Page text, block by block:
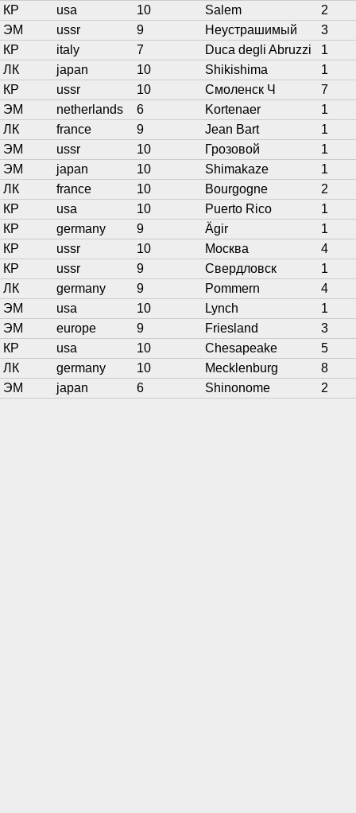
КР
usa 10 Salem
2
ЭМ
ussr 9 Неустрашимый
3
КР
italy 7 Duca degli Abruzzi
1
ЛК
japan 10 Shikishima
1
КР
ussr 10 Смоленск Ч
7
ЭМ
netherlands 6 Kortenaer
1
ЛК
france 9 Jean Bart
1
ЭМ
ussr 10 Грозовой
1
ЭМ
japan 10 Shimakaze
1
ЛК
france 10 Bourgogne
2
КР
usa 10 Puerto Rico
1
КР
germany 9 Ägir
1
КР
ussr 10 Москва
4
КР
ussr 9 Свердловск
1
ЛК
germany 9 Pommern
4
ЭМ
usa 10 Lynch
1
ЭМ
europe 9 Friesland
3
КР
usa 10 Chesapeake
5
ЛК
germany 10 Mecklenburg
8
ЭМ
japan 6 Shinonome 2